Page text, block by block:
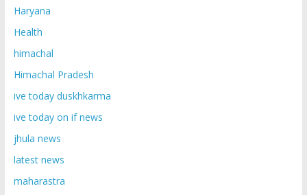
Haryana
Health
himachal
Himachal Pradesh
ive today duskhkarma
ive today on if news
jhula news
latest news
maharastra